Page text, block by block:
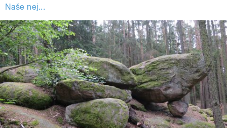
Naše nej...